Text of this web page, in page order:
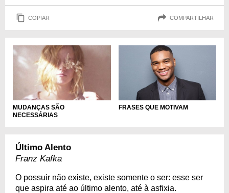
COPIAR COMPARTILHAR
MUDANÇAS SÃO
NECESSÁRIAS
FRASES QUE MOTIVAM
Último Alento
Franz Kafka
O possuir não existe, existe somente o ser: esse ser
que aspira até ao último alento, até à asfixia.